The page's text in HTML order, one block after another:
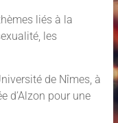
liés à la
les
de Nîmes, à
d’Alzon pour une